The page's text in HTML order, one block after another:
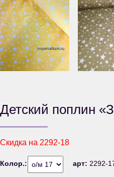
Детский поплин
Скидка на 2292-18
Колор.: арт: 2292-